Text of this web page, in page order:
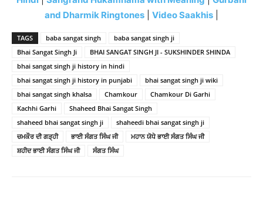
and Dharmik Ringtones
Video Saakhis
TAGS baba sangat singh
baba sangat singh ji
Bhai Sangat Singh Ji
BHAI SANGAT SINGH JI - SUKSHINDER SHINDA
bhai sangat singh ji history in hindi
bhai sangat singh ji history in punjabi
bhai sangat singh ji wiki
bhai sangat singh khalsa
Chamkour
Chamkour Di Garhi
Kachhi Garhi
Shaheed Bhai Sangat Singh
shaheed bhai sangat singh ji
shaheedi bhai sangat singh ji
ਚਮਕੌਰ ਦੀ ਗੜ੍ਹੀ
ਭਾਈ ਸੰਗਤ ਸਿੰਘ ਜੀ
ਮਹਾਨ ਯੋਧੇ ਭਾਈ ਸੰਗਤ ਸਿੰਘ ਜੀ
ਸ਼ਹੀਦ ਭਾਈ ਸੰਗਤ ਸਿੰਘ ਜੀ
ਸੰਗਤ ਸਿੰਘ